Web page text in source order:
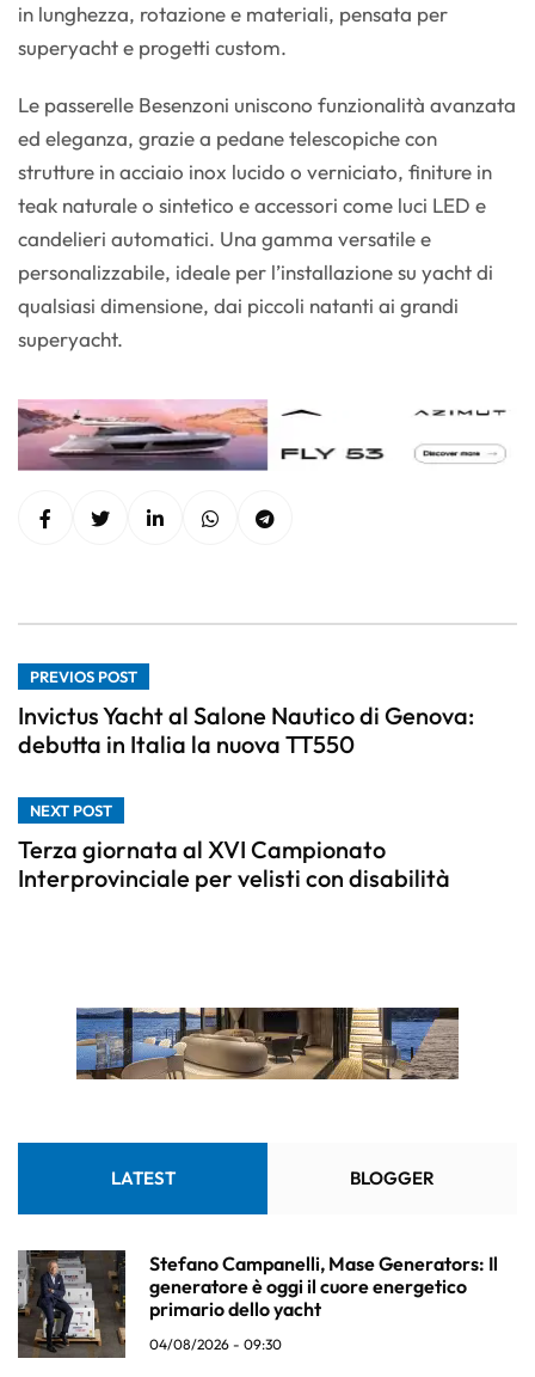
in lunghezza, rotazione e materiali, pensata per
superyacht e progetti custom.
Le passerelle Besenzoni uniscono funzionalità avanzata
ed eleganza, grazie a pedane telescopiche con
strutture in acciaio inox lucido o verniciato, finiture in
teak naturale o sintetico e accessori come luci LED e
candelieri automatici. Una gamma versatile e
personalizzabile, ideale per l’installazione su yacht di
qualsiasi dimensione, dai piccoli natanti ai grandi
superyacht.
PREVIOS POST
Invictus Yacht al Salone Nautico di Genova:
debutta in Italia la nuova TT550
NEXT POST
Terza giornata al XVI Campionato
Interprovinciale per velisti con disabilità
LATEST BLOGGER
Stefano Campanelli, Mase Generators: Il
generatore è oggi il cuore energetico
primario dello yacht
04/08/2026 - 09:30